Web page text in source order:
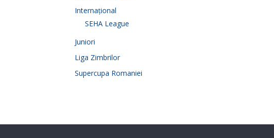
Internațional
SEHA League
Juniori
Liga Zimbrilor
Supercupa Romaniei